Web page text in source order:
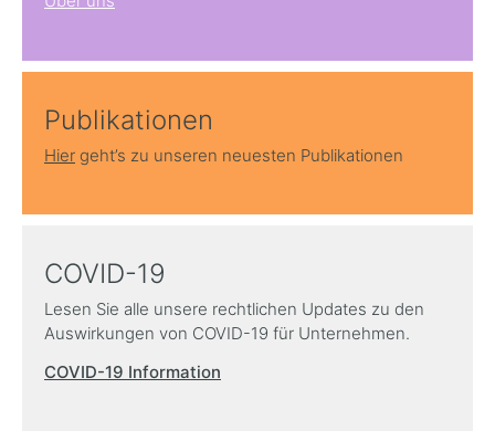
Publikationen
Hier geht’s zu unseren neuesten Publikationen
COVID-19
Lesen Sie alle unsere rechtlichen Updates zu den
Auswirkungen von COVID-19 für Unternehmen.
COVID-19 Information